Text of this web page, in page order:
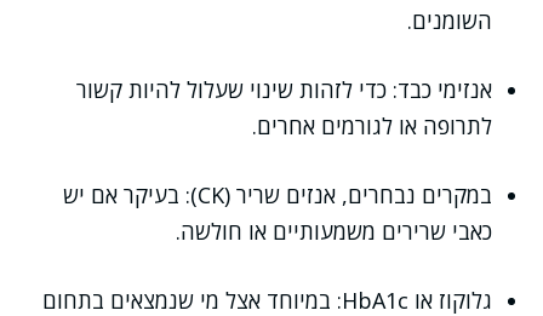
השומנים.
אנזימי כבד: כדי לזהות שינוי שעלול להיות קשור
לתרופה או לגורמים אחרים.
במקרים נבחרים, אנזים שריר (CK): בעיקר אם יש
כאבי שרירים משמעותיים או חולשה.
גלוקוז או HbA1c: במיוחד אצל מי שנמצאים בתחום